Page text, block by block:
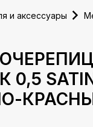
и аксессуары